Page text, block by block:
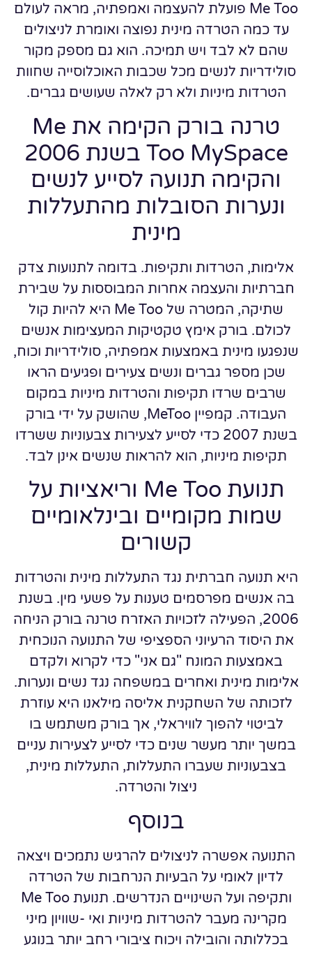
Me Too פועלת להעצמה ואמפתיה, מראה לעולם
עד כמה הטרדה מינית נפוצה ואומרת לניצולים
שהם לא לבד ויש תמיכה. הוא גם מספק מקור
סולידריות לנשים מכל שכבות האוכלוסייה שחוות
הטרדות מיניות ולא רק לאלה שעושים גברים.
טרנה בורק הקימה את Me
Too MySpace בשנת 2006
והקימה תנועה לסייע לנשים
ונערות הסובלות מהתעללות
מינית
אלימות, הטרדות ותקיפות. בדומה לתנועות צדק
חברתיות והעצמה אחרות המבוססות על שבירת
שתיקה, המטרה של Me Too היא להיות קול
לכולם. בורק אימץ טקטיקות המעצימות אנשים
שנפגעו מינית באמצעות אמפתיה, סולידריות וכוח,
שכן מספר גברים ונשים צעירים ופגיעים הראו
שרבים שרדו תקיפות והטרדות מיניות במקום
העבודה. קמפיין MeToo, שהושק על ידי בורק
בשנת 2007 כדי לסייע לצעירות צבעוניות ששרדו
תקיפות מיניות, הוא להראות שנשים אינן לבד.
תנועת Me Too וריאציות על
שמות מקומיים ובינלאומיים
קשורים
היא תנועה חברתית נגד התעללות מינית והטרדות
בה אנשים מפרסמים טענות על פשעי מין. בשנת
2006, הפעילה לזכויות האזרח טרנה בורק הניחה
את היסוד הרעיוני הספציפי של התנועה הנוכחית
באמצעות המונח "גם אני" כדי לקרוא ולקדם
אלימות מינית ואחרים במשפחה נגד נשים ונערות.
לזכותה של השחקנית אליסה מילאנו היא עוזרת
לביטוי להפוך לוויראלי, אך בורק משתמש בו
במשך יותר מעשר שנים כדי לסייע לצעירות עניים
בצבעוניות שעברו התעללות, התעללות מינית,
ניצול והטרדה.
בנוסף
התנועה אפשרה לניצולים להרגיש נתמכים ויצאה
לדיון לאומי על הבעיות הנרחבות של הטרדה
ותקיפה ועל השינויים הנדרשים. תנועת Me Too
מקרינה מעבר להטרדות מיניות ואי -שוויון מיני
בכללותה והובילה ויכוח ציבורי רחב יותר בנוגע